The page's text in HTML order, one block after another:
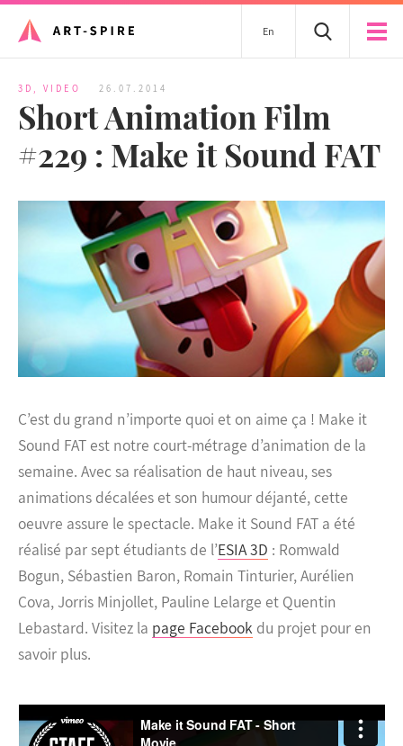
En
3D , VIDEO 26.07.2014
Short Animation Film
#229 : Make it Sound FAT
C’est du grand n’importe quoi et on aime ça ! Make it
Sound FAT est notre court-métrage d’animation de la
semaine. Avec sa réalisation de haut niveau, ses
animations décalées et son humour déjanté, cette
oeuvre assure le spectacle. Make it Sound FAT a été
réalisé par sept étudiants de l’ESIA 3D : Romwald
Bogun, Sébastien Baron, Romain Tinturier, Aurélien
Cova, Jorris Minjollet, Pauline Lelarge et Quentin
Lebastard. Visitez la page Facebook du projet pour en
savoir plus.